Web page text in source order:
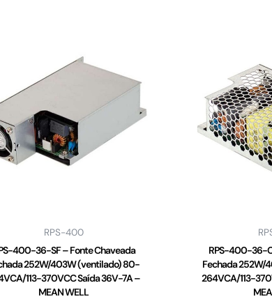
RPS-400
400-36-SF – Fonte Chaveada
252W/403W (ventilado) 80-
113-370VCC Saída 36V-7A –
MEAN WELL
RPS-400-36-
Fechada 252W/
264VCA/113-